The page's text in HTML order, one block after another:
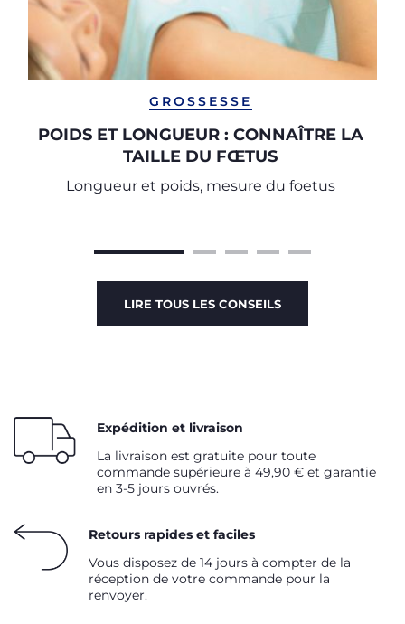
GROSSESSE
POIDS ET LONGUEUR : CONNAÎTRE LA
TAILLE DU FŒTUS
Longueur et poids, mesure du foetus
LIRE TOUS LES CONSEILS
Expédition et livraison
La livraison est gratuite pour toute
commande supérieure à 49,90 € et garantie
en 3-5 jours ouvrés.
Retours rapides et faciles
Vous disposez de 14 jours à compter de la
réception de votre commande pour la
renvoyer.